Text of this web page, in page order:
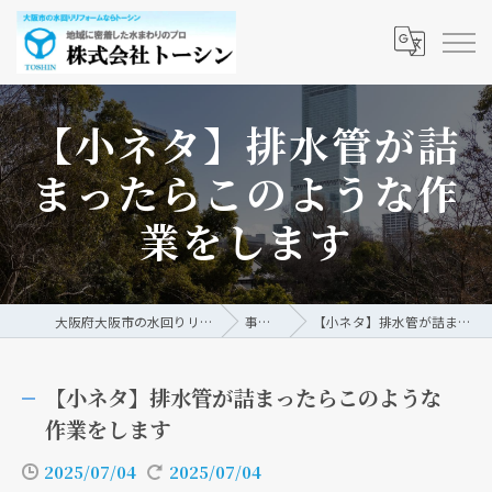
【小ネタ】排水管が詰
まったらこのような作
業をします
大阪府大阪市の水回りリフォームなら株式会社トーシン 事例/ブログ 【小ネタ】排水管が詰まったらこのような作業をします
【小ネタ】排水管が詰まったらこのような
作業をします
2025/07/04 2025/07/04